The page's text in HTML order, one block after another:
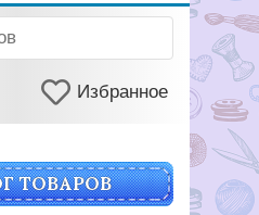
Избранное
ТОВАРОВ